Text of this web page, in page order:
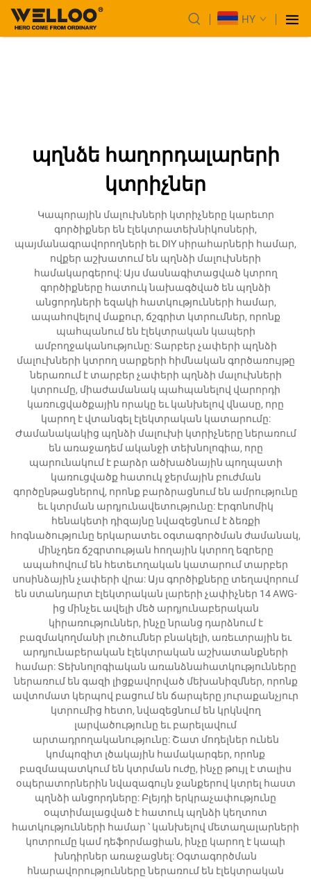
HY
պղնձե հաղորդալարերի
կտրիչներ
Կապորային մալուխների կտրիչները կարեւոր
գործիքներ են էլեկտրատեխնիկոսների,
պայմանագրավորողների եւ DIY սիրահարների համար,
ովքեր աշխատում են պղնձի մալուխների
համակարգերով: Այս մասնագիտացված կտրող
գործիքները հատուկ նախագծված են պղնձի
անցորդների եզակի հատկությունների համար,
ապահովելով մաքուր, ճշգրիտ կտրումներ, որոնք
պահպանում են էլեկտրական կապերի
ամբողջականությունը: Տարբեր չափերի պղնձի
մալուխների կտրող սարքերի հիմնական գործառույթը
ներառում է տարբեր չափերի պղնձի մալուխների
կտրումը, միաժամանակ պահպանելով վարորդի
կառուցվածքային որակը եւ կանխելով վնասը, որը
կարող է վտանգել էլեկտրական կատարումը:
Ժամանակակից պղնձի մալուխի կտրիչները ներառում
են առաջադեմ ականջի տեխնոլոգիա, որը
պարունակում է բարձր ածխածնային պողպատի
կառուցվածք հատուկ ջերմային բուժման
գործընթացներով, որոնք բարձրացնում են ամրությունը
եւ կտրման արդյունավետությունը: Էրգոնոմիկ
հենակետի դիզայնը նվազեցնում է ձեռքի
հոգնածությունը երկարատեւ օգտագործման ժամանակ,
մինչդեռ ճշգրտության հողային կտրող եզրերը
ապահովում են հետեւողական կատարում տարբեր
սոսինձային չափերի վրա: Այս գործիքները տեղավորում
են ստանդարտ էլեկտրական լարերի չափիչներ 14 AWG-
ից մինչեւ ավելի մեծ արդյունաբերական
կիրառություններ, ինչը նրանց դարձնում է
բազմակողմանի լուծումներ բնակելի, առեւտրային եւ
արդյունաբերական էլեկտրական աշխատանքների
համար: Տեխնոլոգիական առանձնահատկությունները
ներառում են գազի լիցքավորված մեխանիզմներ, որոնք
ավտոմատ կերպով բացում են ճարպերը յուրաքանչյուր
կտրումից հետո, նվազեցնում են կրկնվող
լարվածությունը եւ բարելավում
արտադրողականությունը: Շատ մոդելներ ունեն
կոմպոզիտ լծակային համակարգեր, որոնք
բազմապատկում են կտրման ուժը, ինչը թույլ է տալիս
օպերատորներին նվազագույն ջանքերով կտրել հաստ
պղնձի անցորդները: Բլեյդի երկրաչափությունը
օպտիմալացված է հատուկ պղնձի կեղտոտ
հատկությունների համար ՝ կանխելով մետաղալարների
կոտրումը կամ դեֆորմացիան, ինչը կարող է կապի
խնդիրներ առաջացնել: Օգտագործման
հնարավորությունները ներառում են էլեկտրական